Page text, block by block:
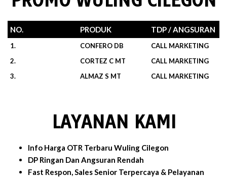
NO. PRODUK TDP / ANGSURAN
1. CONFERO DB
CALL MARKETING
2.
CORTEZ C MT
CALL MARKETING
3.
ALMAZ S MT CALL MARKETING
LAYANAN KAMI
Info Harga OTR Terbaru Wuling Cilegon
DP Ringan Dan Angsuran Rendah
Fast Respon, Sales Senior Terpercaya & Pelayanan